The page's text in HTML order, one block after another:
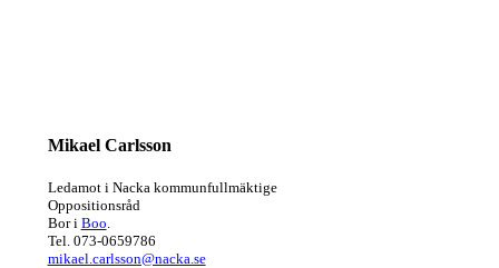
Mikael Carlsson
Ledamot i Nacka kommunfullmäktige
Oppositionsråd
Bor i Boo
Tel. 073-0659786
mikael.carlsson@nacka.se